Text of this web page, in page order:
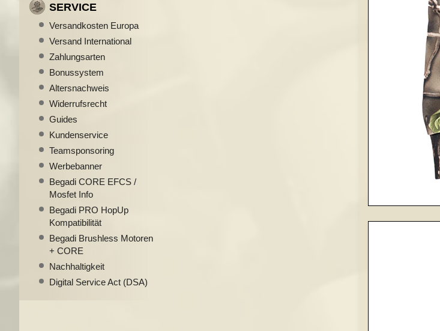
SERVICE
Versandkosten Europa
Versand International
Zahlungsarten
Bonussystem
Altersnachweis
Widerrufsrecht
Guides
Kundenservice
Teamsponsoring
Werbebanner
Begadi CORE EFCS /
Mosfet Info
Begadi PRO HopUp
Kompatibilität
Begadi Brushless Motoren
+ CORE
Nachhaltigkeit
Digital Service Act (DSA)